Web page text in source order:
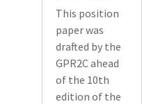
This position
paper was
drafted by the
GPR2C ahead
of the 10th
edition of the